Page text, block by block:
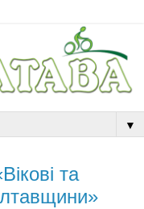
▼
та